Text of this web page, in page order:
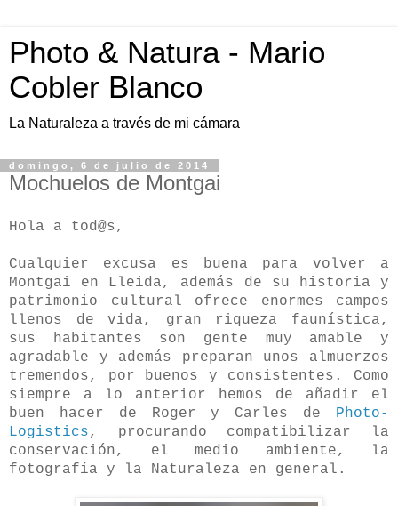
Photo & Natura - Mario
Cobler Blanco
La Naturaleza a través de mi cámara
domingo, 6 de julio de 2014
Mochuelos de Montgai
Hola a tod@s,
Cualquier excusa es buena para volver a
Montgai en Lleida, además de su historia y
patrimonio cultural ofrece enormes campos
llenos de vida, gran riqueza faunística,
sus habitantes son gente muy amable y
agradable y además preparan unos almuerzos
tremendos, por buenos y consistentes. Como
siempre a lo anterior hemos de añadir el
buen hacer de Roger y Carles de Photo-
Logistics, procurando compatibilizar la
conservación, el medio ambiente, la
fotografía y la Naturaleza en general.